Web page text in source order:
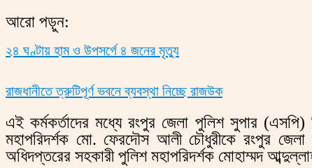
আরো পড়ুন:
২৪ ঘণ্টায় হাম ও উপসর্গে ৪ জনের মৃত্যু
রাজধানীতে ত্রুটিপূর্ণ ভবনে ব্যবস্থা নিচ্ছে রাজউক
এই কর্মকর্তাদের মধ্যে রংপুর জেলা পুলিশ সুপার
মহাপরিদর্শক মো. ফেরদৌস আলী চৌধুরীকে রংপুর
অধিদপ্তরের সহকারী পুলিশ মহাপরিদর্শক মোহাম্মদ